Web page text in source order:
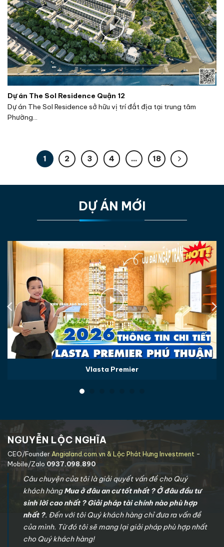
Dự án The Sol Residence Quận 12
Dự án The Sol Residence sở hữu vị trí đắt địa tại trung tâm
Phường...
1 2 3 4 … 18
DỰ ÁN MỚI
Vlasta Premier
NGUYỄN LỘC NGHĨA
CEO/Founder Angialand.com.vn & Lộc Phát Hưng Investment -
Mobile/Zalo 0937.098.890
Câu chuyện của tôi là giải quyết vấn đề cho Quý
khách hàngMua ở đâu an cư tốt nhất ? Ở đâu đầu tư
sinh lời cao nhất ? Giải pháp tài chính nào phù hợp
nhất ?. Đến với tôi Quý khách hàng chỉ đưa ra vấn đề
của mình. Từ đó tôi sẽ mang lại giải pháp phù hợp nhất
cho Quý khách hàng!